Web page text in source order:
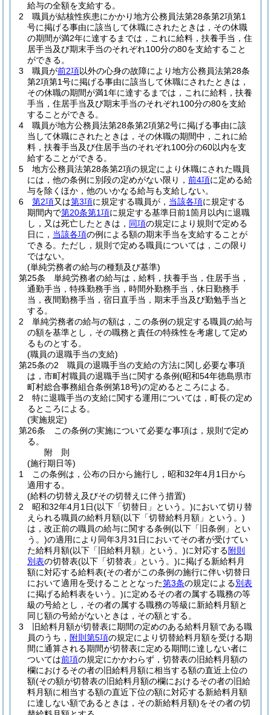
給与の全額を支給する。
2
職員が結核性疾患にかかり地方公務員法第28条第2項第1
号に掲げる事由に該当して休職にされたときは，その休職
の期間が満2年に達するまでは，これに給料，扶養手当，住
居手当及び期末手当のそれぞれ100分の80を支給すること
ができる。
3
職員が前2項以外の心身の故障により地方公務員法第28条
第2項第1号に掲げる事由に該当して休職にされたときは，
その休職の期間が満1年に達するまでは，これに給料，扶養
手当，住居手当及び期末手当のそれぞれ100分の80を支給
することができる。
4
職員が地方公務員法第28条第2項第2号に掲げる事由に該
当して休職にされたときは，その休職の期間中，これに給
料，扶養手当及び住居手当のそれぞれ100分の60以内を支
給することができる。
5
地方公務員法第28条第2項の規定により休職にされた職員
には，他の条例に別段の定めがない限り， 前4項に定める給
与を除くほか，他のいかなる給与も支給しない。
6
第2項又は第3項に規定する職員が， 当該各項に規定する
期間内で第20条第1項に規定する基準日前1箇月以内に退職
し，又は死亡したときは， 同項の規定により規則で定める
日に， 当該各項の例による額の期末手当を支給することが
できる。 ただし，規則で定める職員については，この限り
ではない。
(単純労務者の給与の種類及び基準)
第25条
単純労務者の給与は，給料，扶養手当，住居手当，
通勤手当，特殊勤務手当，時間外勤務手当，休日勤務手
当，夜間勤務手当，宿日直手当，期末手当及び勤勉手当と
する。
2
単純労務者の給与の額は，この条例の規定する職員の給与
の額を基準とし，その職務と責任の特殊性を考慮して定め
るものとする。
(職員の退職手当の支給)
第25条の2
職員の退職手当の支給の方法に関し必要な事項
は，市町村職員の退職手当に関する条例(昭和54年徳島県市
町村総合事務組合条例第18号)の定めるところによる。
2
特に退職手当の支給に関する運用については，町長の定め
るところによる。
(実施規定)
第26条
この条例の実施について必要な事項は，規則で定め
る。
附 則
(施行期日等)
1
この条例は，公布の日から施行し，昭和32年4月1日から
適用する。
(給料の切替え及びその切替えに伴う措置)
2
昭和32年4月1日(以下「切替日」という。)において切り替
えられる職員の給料月額(以下「切替給料月額」という。)
は，改正前の職員の給与に関する条例(以下「旧条例」とい
う。)の適用により同年3月31日においてその者が受けてい
た給料月額(以下「旧給料月額」という。)に対応する附則
別表の切替表(以下「切替表」という。)に掲げる新給料月
額に対応する給料表(その者がこの条例の施行に伴い切替日
において適用を受けることとなった第3条の規定による別表
に掲げる給料表をいう。)に定めるその者の属する職務の等
級の号給とし，その者の属する職務の等級に新給料月額と
同じ額の号給がないときは，その額とする。
3
旧給料月額が切替表に期間の定めのある給料月額である職
員のうち， 附則第5項の規定により切替給料月額を受ける期
間に通算される期間が切替表に定める期間に達しない者に
ついては前項の規定にかかわらず，切替表の旧給料月額の
欄におけるその者の旧給料月額に相当する額の直近上位の
額(その額が切替表の旧給料月額の欄におけるその者の旧給
料月額に相当する額の直近下位の額に対応する新給料月額
に達しない額であるときは，その新給料月額)をその者の切